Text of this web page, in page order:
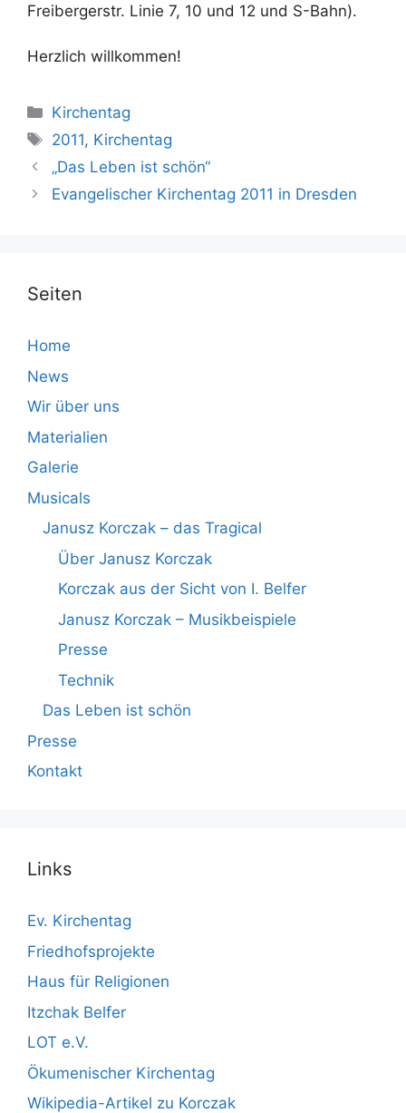
Freibergerstr. Linie 7, 10 und 12 und S-Bahn).
Herzlich willkommen!
Kategorien
Kirchentag
Schlagwörter
2011, Kirchentag
„Das Leben ist schön“
Evangelischer Kirchentag 2011 in Dresden
Seiten
Home
News
Wir über uns
Materialien
Galerie
Musicals
Janusz Korczak – das Tragical
Über Janusz Korczak
Korczak aus der Sicht von I. Belfer
Janusz Korczak – Musikbeispiele
Presse
Technik
Das Leben ist schön
Presse
Kontakt
Links
Ev. Kirchentag
Friedhofsprojekte
Haus für Religionen
Itzchak Belfer
LOT e.V.
Ökumenischer Kirchentag
Wikipedia-Artikel zu Korczak